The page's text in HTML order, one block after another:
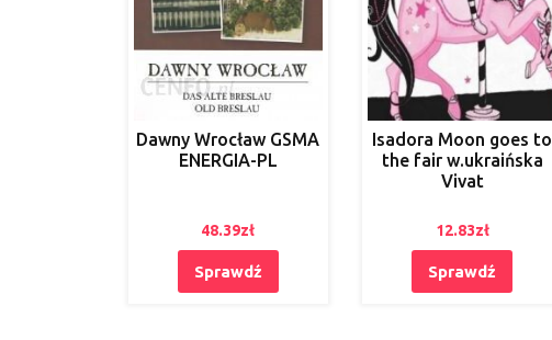
Dawny Wrocław GSMA
ENERGIA-PL
48.39zł
Sprawdź
Isadora Moon goes to
the fair w.ukraińska
Vivat
12.83zł
Sprawdź